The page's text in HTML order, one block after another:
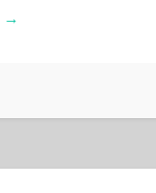
“Maria
Bosco
→